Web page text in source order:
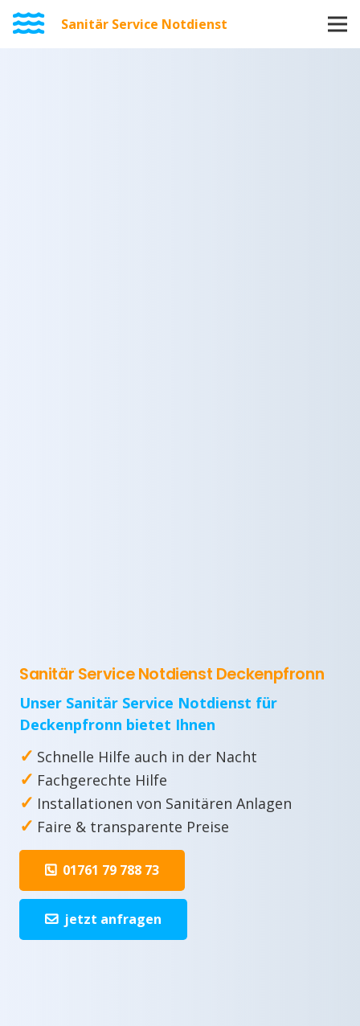
Sanitär Service Notdienst
Sanitär Service Notdienst Deckenpfronn
Unser Sanitär Service Notdienst für
Deckenpfronn bietet Ihnen
✓ Schnelle Hilfe auch in der Nacht
✓ Fachgerechte Hilfe
✓ Installationen von Sanitären Anlagen
✓ Faire & transparente Preise
01761 79 788 73
jetzt anfragen